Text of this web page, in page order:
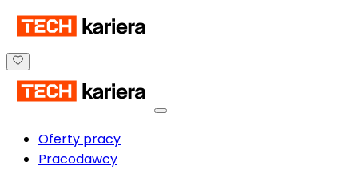
Oferty pracy
Pracodawcy